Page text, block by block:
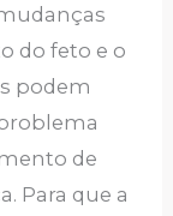
do feto e o
podem
de
Para que a